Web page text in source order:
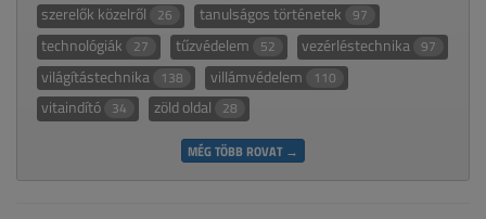
szerelők közelről 26 tanulságos történetek 97
technológiák 27 tűzvédelem 52 vezérléstechnika 97
világítástechnika 138 villámvédelem 110
vitaindító 34 zöld oldal 28
MÉG TÖBB ROVAT →